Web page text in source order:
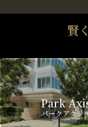
賢
Park
パークアクシ